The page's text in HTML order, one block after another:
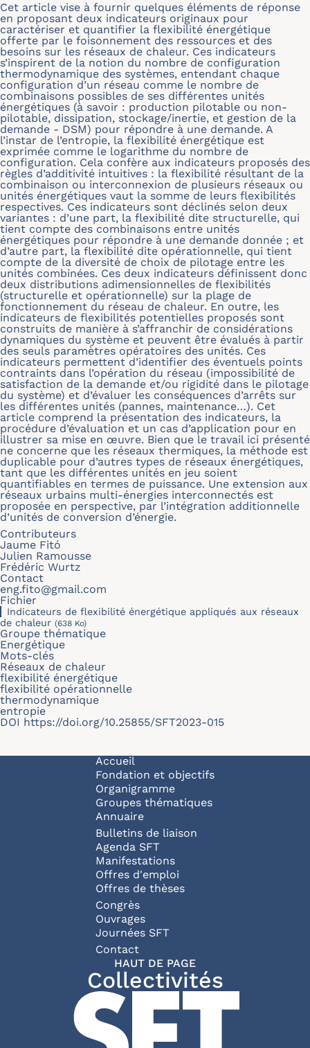
Cet article vise à fournir quelques éléments de réponse
en proposant deux indicateurs originaux pour
caractériser et quantifier la flexibilité énergétique
offerte par le foisonnement des ressources et des
besoins sur les réseaux de chaleur. Ces indicateurs
s’inspirent de la notion du nombre de configuration
thermodynamique des systèmes, entendant chaque
configuration d’un réseau comme le nombre de
combinaisons possibles de ses différentes unités
énergétiques (à savoir : production pilotable ou non-
pilotable, dissipation, stockage/inertie, et gestion de la
demande - DSM) pour répondre à une demande. A
l’instar de l’entropie, la flexibilité énergétique est
exprimée comme le logarithme du nombre de
configuration. Cela confère aux indicateurs proposés des
règles d’additivité intuitives : la flexibilité résultant de la
combinaison ou interconnexion de plusieurs réseaux ou
unités énergétiques vaut la somme de leurs flexibilités
respectives. Ces indicateurs sont déclinés selon deux
variantes : d’une part, la flexibilité dite structurelle, qui
tient compte des combinaisons entre unités
énergétiques pour répondre à une demande donnée ; et
d’autre part, la flexibilité dite opérationnelle, qui tient
compte de la diversité de choix de pilotage entre les
unités combinées. Ces deux indicateurs définissent donc
deux distributions adimensionnelles de flexibilités
(structurelle et opérationnelle) sur la plage de
fonctionnement du réseau de chaleur. En outre, les
indicateurs de flexibilités potentielles proposés sont
construits de manière à s’affranchir de considérations
dynamiques du système et peuvent être évalués à partir
des seuls paramètres opératoires des unités. Ces
indicateurs permettent d’identifier des éventuels points
contraints dans l’opération du réseau (impossibilité de
satisfaction de la demande et/ou rigidité dans le pilotage
du système) et d’évaluer les conséquences d’arrêts sur
les différentes unités (pannes, maintenance…). Cet
article comprend la présentation des indicateurs, la
procédure d’évaluation et un cas d’application pour en
illustrer sa mise en œuvre. Bien que le travail ici présenté
ne concerne que les réseaux thermiques, la méthode est
duplicable pour d’autres types de réseaux énergétiques,
tant que les différentes unités en jeu soient
quantifiables en termes de puissance. Une extension aux
réseaux urbains multi-énergies interconnectés est
proposée en perspective, par l’intégration additionnelle
d’unités de conversion d’énergie.
Contributeurs
Jaume Fitó
Julien Ramousse
Frédéric Wurtz
Contact
eng.fito@gmail.com
Fichier
Indicateurs de flexibilité énergétique appliqués aux réseaux
de chaleur (638 Ko)
Groupe thématique
Energétique
Mots-clés
Réseaux de chaleur
flexibilité énergétique
flexibilité opérationnelle
thermodynamique
entropie
DOI https://doi.org/10.25855/SFT2023-015
Navigation principale
Accueil
Fondation et objectifs
Organigramme
Groupes thématiques
Annuaire
Bulletins de liaison
Agenda SFT
Manifestations
Offres d'emploi
Offres de thèses
Congrès
Ouvrages
Journées SFT
Pied de page
Contact
HAUT DE PAGE
Collectivités